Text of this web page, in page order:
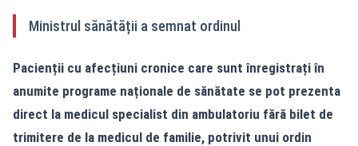
Ministrul sănătății a semnat ordinul
Pacienții cu afecțiuni cronice care sunt înregistrați în
anumite programe naționale de sănătate se pot prezenta
direct la medicul specialist din ambulatoriu fără bilet de
trimitere de la medicul de familie, potrivit unui ordin